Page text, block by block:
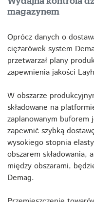
magazynem
Oprócz danych o
ciężarówek system
przetwarzał plany
zapewnienia jakości
W obszarze
składowane na
zaplanowanym
zapewnić szybką
wysokiego stopnia
obszarem składowania,
między obszarami,
Demag.